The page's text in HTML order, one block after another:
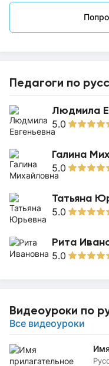
Педагоги по
Людмила
5.0
Галина
5.0
Татьяна
5.0
Рита
5.0
Видеоуроки по
Все видеоуроки